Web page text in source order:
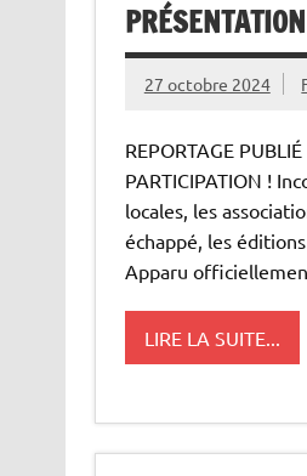
27 octobre 2024
REPORTAGE
PARTICIPATION !
locales, les
échappé, les
Apparu
LIRE LA SUITE...